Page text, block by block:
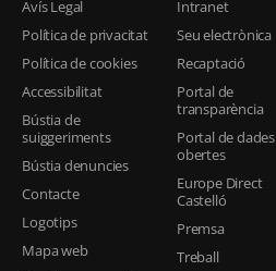
Avís Legal
Política de privacitat
Política de cookies
Accessibilitat
Bústia de
suiggeriments
Bústia denuncies
Contacte
Logotips
Mapa web
Intranet
Seu electrònica
Recaptació
Portal de
transparència
Portal de dades
obertes
Europe Direct
Castelló
Premsa
Treball